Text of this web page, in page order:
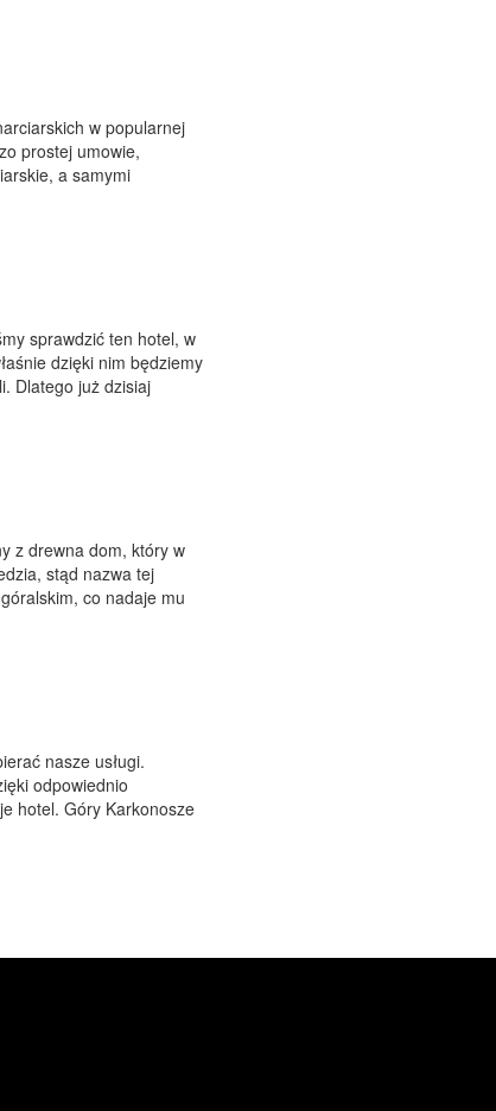
w popularnej
prostej umowie,
a samymi
sprawdzić ten hotel, w
dzięki nim będziemy
Dlatego już dzisiaj
z drewna dom, który w
stąd nazwa tej
co nadaje mu
nasze usługi.
odpowiednio
hotel. Góry Karkonosze